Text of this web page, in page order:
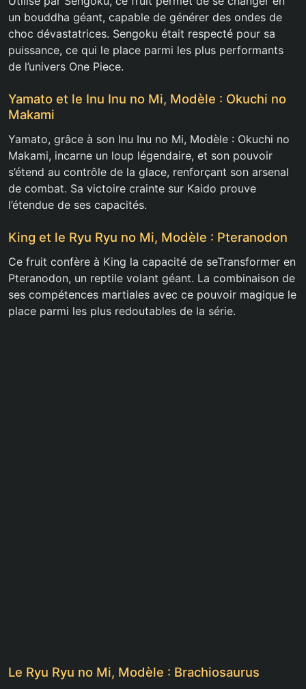
un bouddha géant, capable de générer des ondes de
choc dévastatrices. Sengoku était respecté pour sa
puissance, ce qui le place parmi les plus performants
de l’univers One Piece.
Yamato et le Inu Inu no Mi, Modèle : Okuchi no
Makami
Yamato, grâce à son Inu Inu no Mi, Modèle : Okuchi no
Makami, incarne un loup légendaire, et son pouvoir
s’étend au contrôle de la glace, renforçant son arsenal
de combat. Sa victoire crainte sur Kaido prouve
l’étendue de ses capacités.
King et le Ryu Ryu no Mi, Modèle : Pteranodon
Ce fruit confère à King la capacité de seTransformer en
Pteranodon, un reptile volant géant. La combinaison de
ses compétences martiales avec ce pouvoir magique le
place parmi les plus redoutables de la série.
Le Ryu Ryu no Mi, Modèle : Brachiosaurus